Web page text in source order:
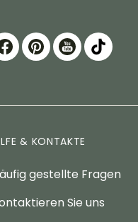
& KONTAKTE
gestellte Fragen
Sie uns